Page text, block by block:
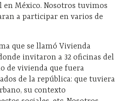
en México. Nosotros tuvimos
a participar en varios de
que se llamó Vivienda
invitaron a 32 oficinas del
de vivienda que fuera
de la república: que tuviera
su contexto